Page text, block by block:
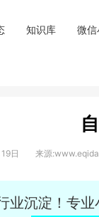
知识库 微
日 来源
业沉淀！专